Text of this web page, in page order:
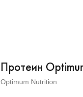
Протеин
Optimum Nutrition